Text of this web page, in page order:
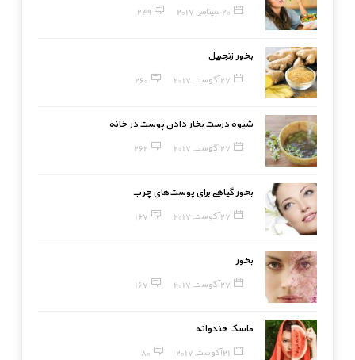
20 سپتامبر, 2017 249
بخور زنجبیل
27 آگوست, 2017 260
شیوه درست بخار دادن پوست در خانه
27 آگوست, 2017 262
بخور گیاهی برای پوست‌های چرب
27 آگوست, 2017 167
بخور
27 آگوست, 2017 167
ماسک هندوانه
21 آگوست, 2017 80